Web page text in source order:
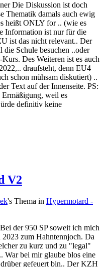
Die Diskussion ist doch
Thematik damals auch ewig
heißt ONLY for .. (wie es
Information ist nur für die
ist das nicht relevant.. Der
Schule besuchen ..oder
Des Weiteren ist es auch
draufsteht, denn EU4
schon mühsam diskutiert) ..
Text auf der Innenseite. PS:
weil es
definitiv keine
V2
's Thema in Hypermotard -
der 950 SP soweit ich mich
zum Hahntennjoch. Da
zu kurz und zu "legal"
War bei mir glaube blos eine
gefeuert bin.. Der KZH